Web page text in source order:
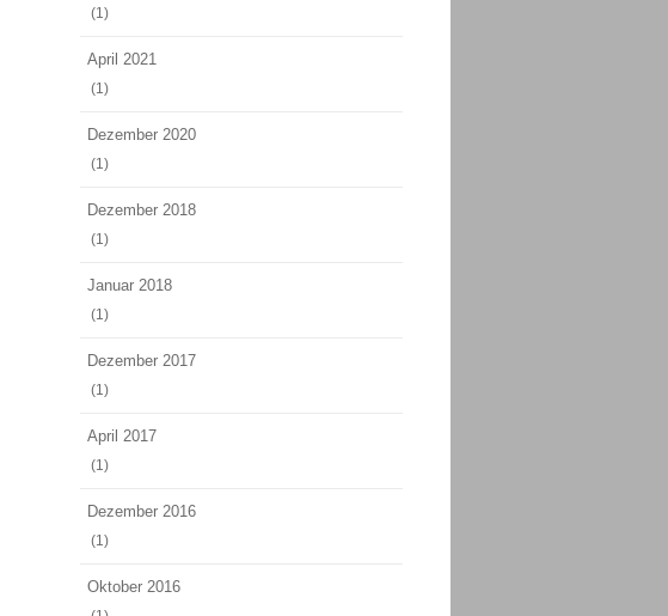
(1)
April 2021
(1)
Dezember 2020
(1)
Dezember 2018
(1)
Januar 2018
(1)
Dezember 2017
(1)
April 2017
(1)
Dezember 2016
(1)
Oktober 2016